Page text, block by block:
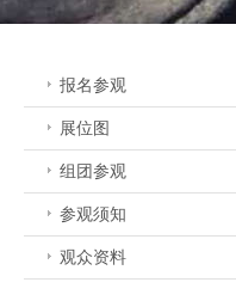
报名参观
展位图
组团参观
参观须知
观众资料